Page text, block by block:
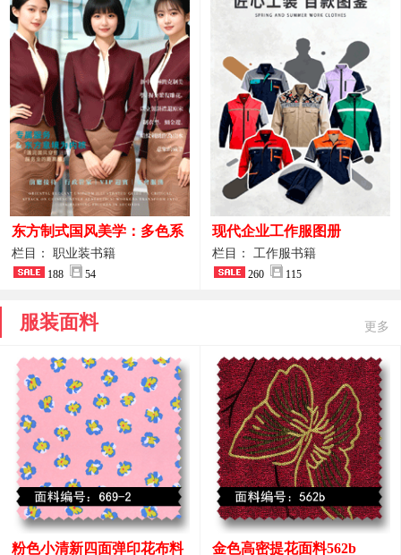
东方制式国风美学：多色系
新中式前厅管家VIP接待员
工作服合集
栏目： 职业装书籍
188 54
现代企业工作服图册
栏目： 工作服书籍
260 115
服装面料 更多
粉色小清新四面弹印花布料 金色高密提花面料562b